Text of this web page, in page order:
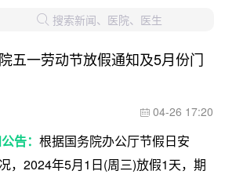
 搜索新闻、医院、医生
五一劳动节放假通知及5月份门
 04-26 17:20
告： 根据国务院办公厅节假日安
，2024年5月1日(周三)放假1天，期